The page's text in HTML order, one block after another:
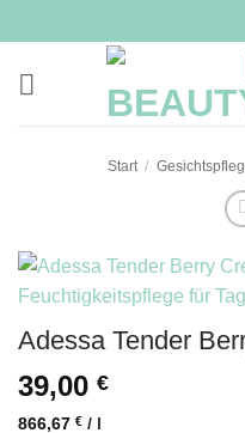
Inhalt
springen
Start /
Adessa Tender
39,00 €
866,67 € / l